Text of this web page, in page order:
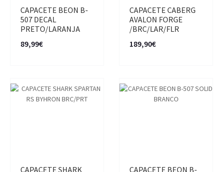
CAPACETE BEON B-
507 DECAL
PRETO/LARANJA
89,99€
CAPACETE CABERG
AVALON FORGE
/BRC/LAR/FLR
189,90€
CAPACETE SHARK CAPACETE BEON B-